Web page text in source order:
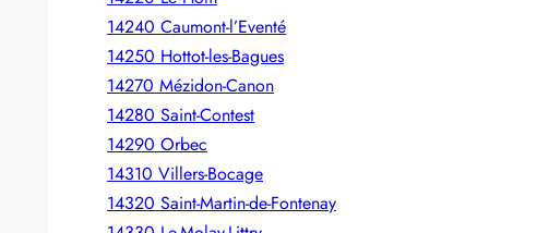
14240 Caumont-l’Eventé
14250 Hottot-les-Bagues
14270 Mézidon-Canon
14280 Saint-Contest
14290 Orbec
14310 Villers-Bocage
14320 Saint-Martin-de-Fontenay